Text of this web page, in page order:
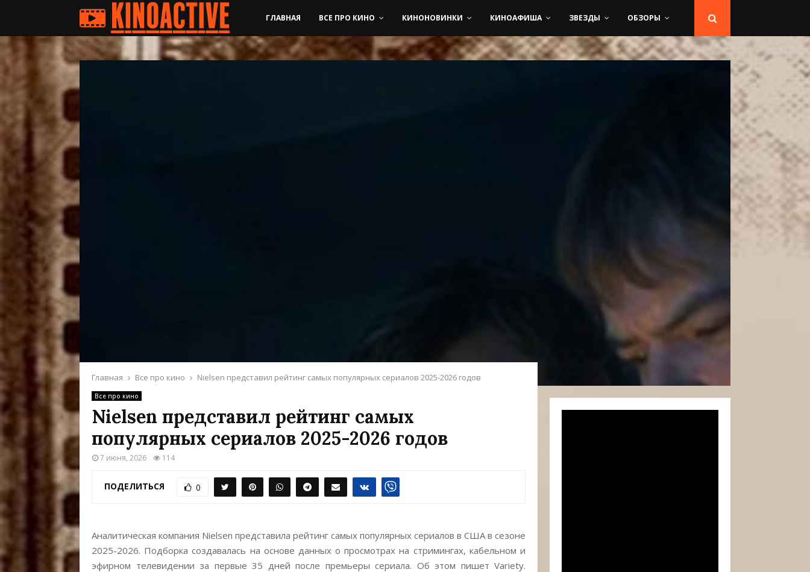
ГЛАВНАЯ ВСЕ ПРО КИНО КИНОНОВИНКИ КИНОАФИША ЗВЕЗДЫ ОБЗОРЫ
Главная Все про кино Nielsen представил рейтинг самых популярных сериалов 2025-2026 годов
Все про кино
Nielsen представил рейтинг самых
популярных сериалов 2025-2026 годов
7 июня, 2026 114
ПОДЕЛИТЬСЯ 0
Аналитическая компания Nielsen представила рейтинг самых популярных сериалов в США в сезоне
2025-2026. Подборка создавалась на основе данных о просмотрах на стримингах, кабельном и
эфирном телевидении за первые 35 дней после премьеры сериала. Об этом пишет Variety.